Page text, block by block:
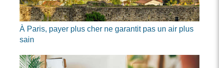
À Paris, payer plus cher ne garantit pas un air plus
sain